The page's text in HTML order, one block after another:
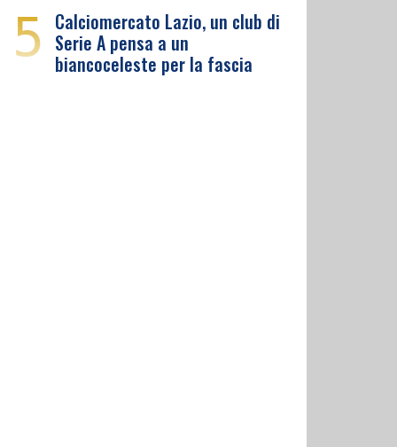
5 Calciomercato Lazio, un club di
Serie A pensa a un
biancoceleste per la fascia